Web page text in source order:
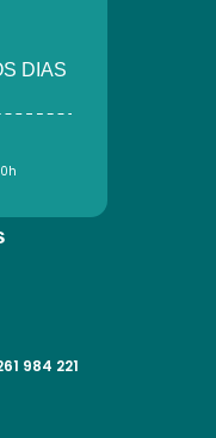
DIAS
984 221